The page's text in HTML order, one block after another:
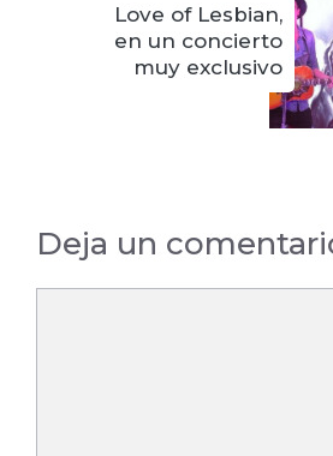
Love of Lesbian,
en un concierto
muy exclusivo
Deja un